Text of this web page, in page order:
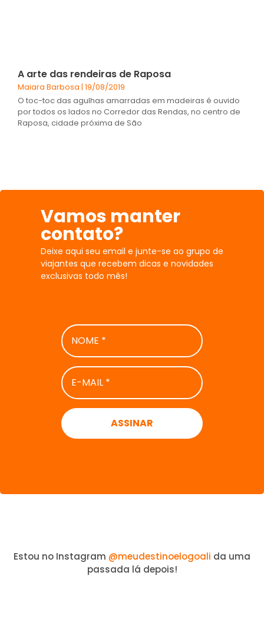
A arte das rendeiras de Raposa
Maiara Barbosa 19/08/2019
O toc-toc das agulhas amarradas em madeiras é ouvido
por todos os lados no Corredor das Rendas, no centro de
Raposa, cidade próxima de São
Vamos manter
contato?
Deixe aqui seu email e junte-se ao grupo de
viajantes que recebem dicas e novidades
exclusivas todo mês!
NOME
*
E-
MAIL
*
Estou no Instagram @meudestinoelogoali da uma
passada lá depois!